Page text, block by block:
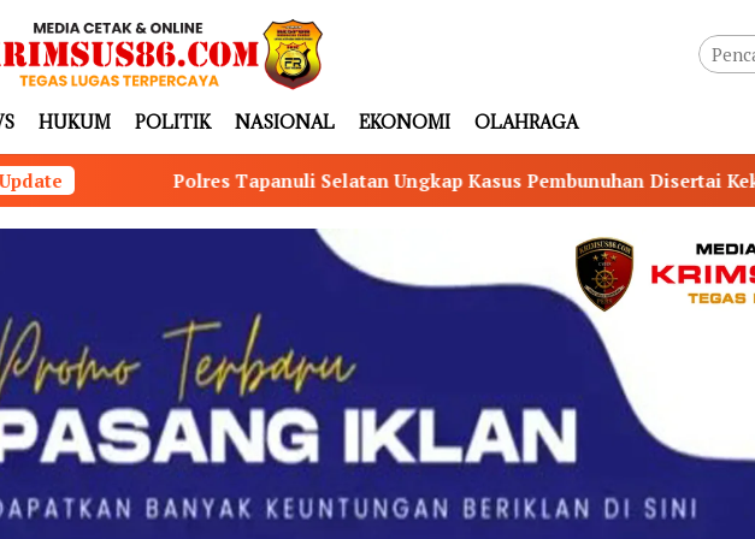
HUKUM POLITIK NASIONAL EKONOMI OLAHRAGA
Selatan Ungkap Kasus Pembunuhan Disertai Kekerasan Seksual terhadap